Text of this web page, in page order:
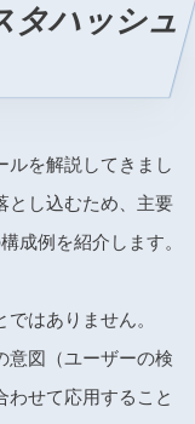
タハッシュ
ルを解説してきまし
とし込むため、主要
成例を紹介します。
はありません。
意図（ユーザーの検
わせて応用すること